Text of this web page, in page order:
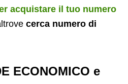
acquistare il tuo numero
cerca numero di
ECONOMICO e